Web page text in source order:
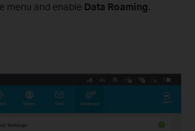
menu and enable Data Roaming.